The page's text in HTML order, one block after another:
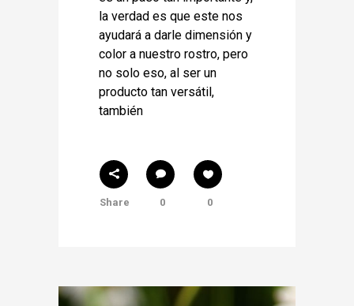
la verdad es que este nos
ayudará a darle dimensión y
color a nuestro rostro, pero
no solo eso, al ser un
producto tan versátil,
también
Share 0 0